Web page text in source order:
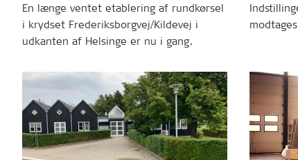
En længe ventet etablering af rundkørsel
i krydset Frederiksborgvej/Kildevej i
udkanten af Helsinge er nu i gang.